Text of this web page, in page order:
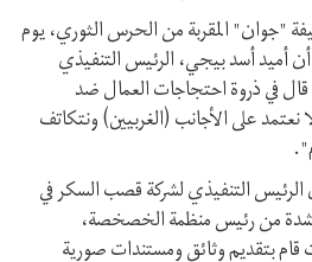
"جوان" المقربة من الحرس الثوري، يوم
(كانون الثاني) 2019 إلى أن أميد أسد بيجي، الرئيس التنفيذي
في ذروة احتجاجات العمال ضد
على الأجانب (الغربيين) ونتکاتف
التنفيذي لشرکة قصب السکر في
من رئيس منظمة الخصخصة،
بتقديم وثائق ومستندات صورية